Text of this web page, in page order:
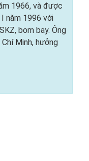
1966, và được
năm 1996 với
bom bay. Ông
Minh, hưởng